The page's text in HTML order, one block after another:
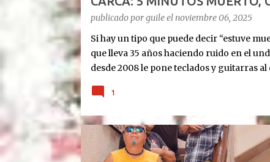
publicado porguileelnoviembre 06, 2025
Si hay un tipo que puede decir “estuve
que lleva 35 años haciendo ruido en el
desde 2008 le pone teclados y guitarras
últimas. 10 días antes de Navidad: para 5
tablet, guitarra y susurros a las 2 AM.
show SOLISTA en DOS AÑOS. “Quiero
escucharon”, tira Carca en el living de
1
SEDICIÓN